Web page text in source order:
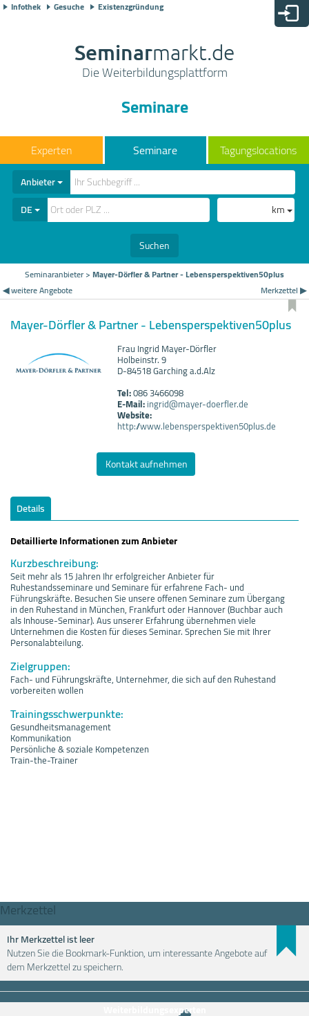
Infothek Gesuche Existenzgründung
Seminarmarkt.de
Die Weiterbildungsplattform
Seminare
Seminare Tagungslocations
Anbieter
DE
km
Suchen
Seminaranbieter> Mayer-Dörfler & Partner - Lebensperspektiven50plus
◀ weitere Angebote
Merkzettel ▶
Mayer-Dörfler & Partner - Lebensperspektiven50plus
Frau Ingrid Mayer-Dörfler
Holbeinstr. 9
D-84518 Garching a.d.Alz
Tel:086 3466098
E-Mail:ingrid@mayer-doerfler.de
Website:
http://www.lebensperspektiven50plus.de
Kontakt aufnehmen
Details
Detaillierte Informationen zum Anbieter
Kurzbeschreibung:
Seit mehr als 15 Jahren Ihr erfolgreicher Anbieter für
Ruhestandsseminare und Seminare für erfahrene Fach- und
Führungskräfte. Besuchen Sie unsere offenen Seminare zum Übergang
in den Ruhestand in München, Frankfurt oder Hannover (Buchbar auch
als Inhouse-Seminar). Aus unserer Erfahrung übernehmen viele
Unternehmen die Kosten für dieses Seminar. Sprechen Sie mit Ihrer
Personalabteilung.
Zielgruppen:
Fach- und Führungskräfte, Unternehmer, die sich auf den Ruhestand
vorbereiten wollen
Trainingsschwerpunkte:
Gesundheitsmanagement
Kommunikation
Persönliche & soziale Kompetenzen
Train-the-Trainer
Merkzettel
Ihr Merkzettel ist leer
Nutzen Sie die Bookmark-Funktion, um interessante Angebote auf
dem Merkzettel zu speichern.Weiterbildung einfach finden
Weiterbildungsexperten